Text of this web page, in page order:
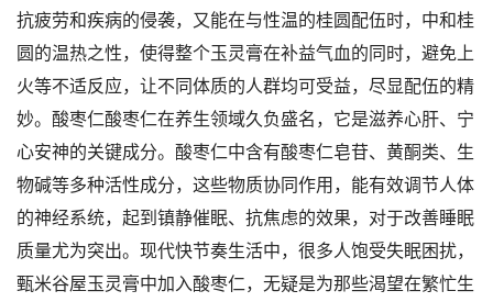
抗疲劳和疾病的侵袭，又能在与性温的桂圆配伍时，中和桂
圆的温热之性，使得整个玉灵膏在补益气血的同时，避免上
火等不适反应，让不同体质的人群均可受益，尽显配伍的精
妙。酸枣仁酸枣仁在养生领域久负盛名，它是滋养心肝、宁
心安神的关键成分。酸枣仁中含有酸枣仁皂苷、黄酮类、生
物碱等多种活性成分，这些物质协同作用，能有效调节人体
的神经系统，起到镇静催眠、抗焦虑的效果，对于改善睡眠
质量尤为突出。现代快节奏生活中，很多人饱受失眠困扰，
甄米谷屋玉灵膏中加入酸枣仁，无疑是为那些渴望在繁忙生